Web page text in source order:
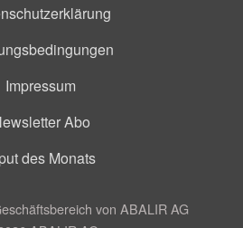
Impressum
Abo
des Monats
von ABALIR AG